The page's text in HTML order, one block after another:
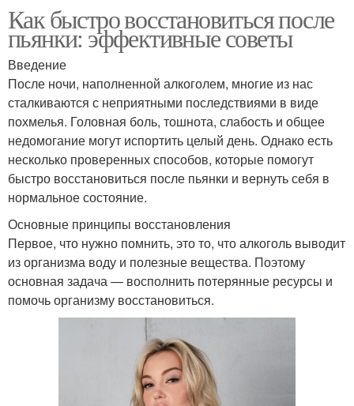
Как быстро восстановиться после
пьянки: эффективные советы
Введение
После ночи, наполненной алкоголем, многие из нас
сталкиваются с неприятными последствиями в виде
похмелья. Головная боль, тошнота, слабость и общее
недомогание могут испортить целый день. Однако есть
несколько проверенных способов, которые помогут
быстро восстановиться после пьянки и вернуть себя в
нормальное состояние.
Основные принципы восстановления
Первое, что нужно помнить, это то, что алкоголь выводит
из организма воду и полезные вещества. Поэтому
основная задача — восполнить потерянные ресурсы и
помочь организму восстановиться.